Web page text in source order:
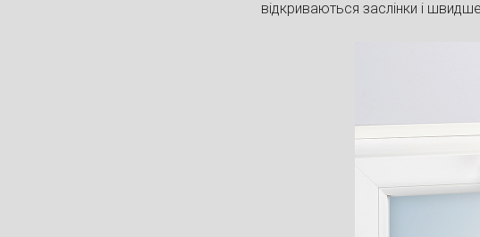
відкриваються заслінки і